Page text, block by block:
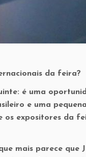
da feira?
é uma
e uma
os expositores da
mais parece que